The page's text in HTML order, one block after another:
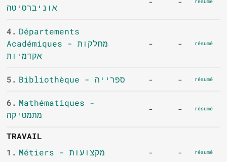
אוניברסיטה
résumé
4. Départements
Académiques - מחלקות
אקדמיות
- - résumé
5. Bibliothèque - ספרייה - - résumé
6. Mathématiques -
מתמטיקה
- - résumé
TRAVAIL
1.
Métiers - מקצועות - - résumé